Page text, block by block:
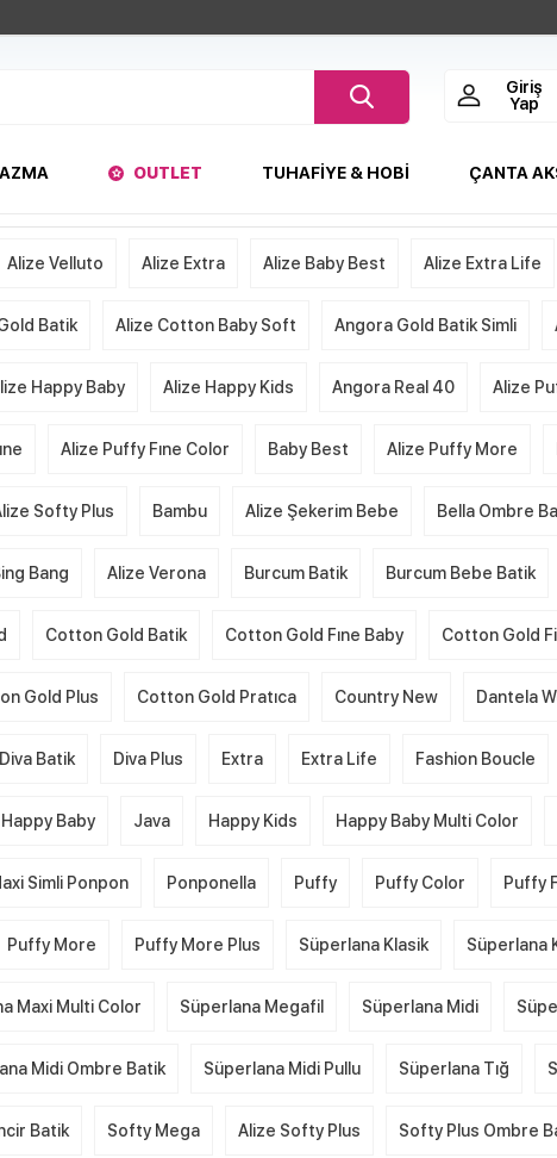
Giriş
Yap
OUTLET TUHAFIYE & HOBI ÇANTA
Alize Velluto Alize Extra Alize Baby Best Alize Extra Life
Batik Alize Cotton Baby Soft Angora Gold Batik Simli
Happy Baby Alize Happy Kids Angora Real 40 Alize
Alize Puffy Fıne Color Baby Best Alize Puffy More
Softy Plus Bambu Alize Şekerim Bebe Bella Ombre
Bang Alize Verona Burcum Batik Burcum Bebe Batik
Cotton Gold Batik Cotton Gold Fıne Baby Cotton Gold
Gold Plus Cotton Gold Pratıca Country New Dantela
Diva Batik Diva Plus Extra Extra Life Fashion Boucle
Happy Baby Java Happy Kids Happy Baby Multi Color
Simli Ponpon Ponponella Puffy Puffy Color Puffy
Puffy More Puffy More Plus Süperlana Klasik Süperlana
Maxi Multi Color Süperlana Megafil Süperlana Midi
Midi Ombre Batik Süperlana Midi Pullu Süperlana Tığ
Batik Softy Mega Alize Softy Plus Softy Plus Ombre